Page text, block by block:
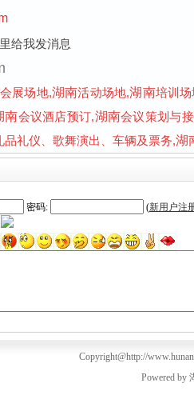
会展场地,湖南活动场地,湖南培训
南会议酒店预订,湖南会议策划与
礼仪、歌舞演出、车辆及票务,湖
密码: (新用户注
Copyright@http://
Powered by